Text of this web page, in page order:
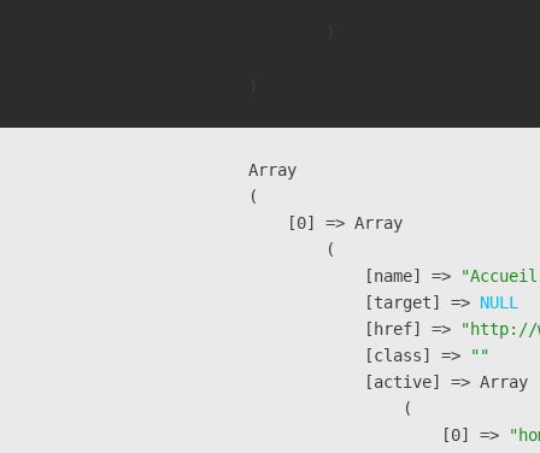
Array
(
    [0] => Array
        (
            [name] =>
            [target] =>
NULL
            [href] =>
"http://
            [class] =>
""
            [active] => Array
                (
                    [0] =>